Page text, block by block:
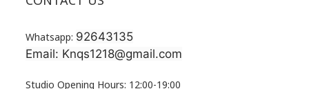
Whatsapp: 92643135
Email: Knqs1218@gmail.com
Studio Opening Hours: 12:00-19:00